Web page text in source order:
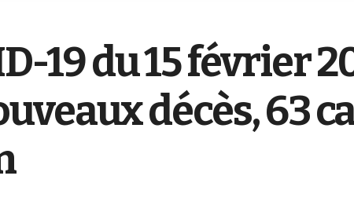
2026, Keur Mame El Hadji décline ses priorités devant le
a transporté 9.651 passagers, l’équivalent de 600 minibus 14
19 du 15 février
décès, 63